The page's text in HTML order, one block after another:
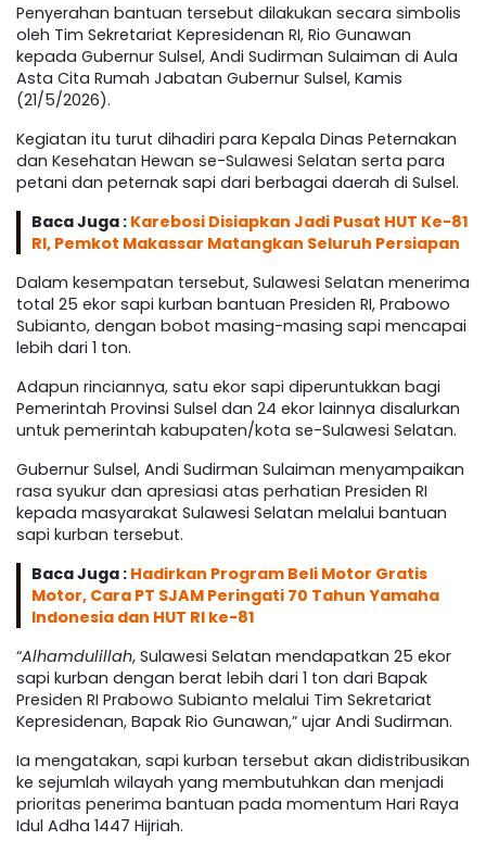
Penyerahan bantuan tersebut dilakukan secara simbolis
oleh Tim Sekretariat Kepresidenan RI, Rio Gunawan
kepada Gubernur Sulsel, Andi Sudirman Sulaiman di Aula
Asta Cita Rumah Jabatan Gubernur Sulsel, Kamis
(21/5/2026).
Kegiatan itu turut dihadiri para Kepala Dinas Peternakan
dan Kesehatan Hewan se-Sulawesi Selatan serta para
petani dan peternak sapi dari berbagai daerah di Sulsel.
Baca Juga : Karebosi Disiapkan Jadi Pusat HUT Ke-81
RI, Pemkot Makassar Matangkan Seluruh Persiapan
Dalam kesempatan tersebut, Sulawesi Selatan menerima
total 25 ekor sapi kurban bantuan Presiden RI, Prabowo
Subianto, dengan bobot masing-masing sapi mencapai
lebih dari 1 ton.
Adapun rinciannya, satu ekor sapi diperuntukkan bagi
Pemerintah Provinsi Sulsel dan 24 ekor lainnya disalurkan
untuk pemerintah kabupaten/kota se-Sulawesi Selatan.
Gubernur Sulsel, Andi Sudirman Sulaiman menyampaikan
rasa syukur dan apresiasi atas perhatian Presiden RI
kepada masyarakat Sulawesi Selatan melalui bantuan
sapi kurban tersebut.
Baca Juga : Hadirkan Program Beli Motor Gratis
Motor, Cara PT SJAM Peringati 70 Tahun Yamaha
Indonesia dan HUT RI ke-81
“Alhamdulillah, Sulawesi Selatan mendapatkan 25 ekor
sapi kurban dengan berat lebih dari 1 ton dari Bapak
Presiden RI Prabowo Subianto melalui Tim Sekretariat
Kepresidenan, Bapak Rio Gunawan,” ujar Andi Sudirman.
Ia mengatakan, sapi kurban tersebut akan didistribusikan
ke sejumlah wilayah yang membutuhkan dan menjadi
prioritas penerima bantuan pada momentum Hari Raya
Idul Adha 1447 Hijriah.